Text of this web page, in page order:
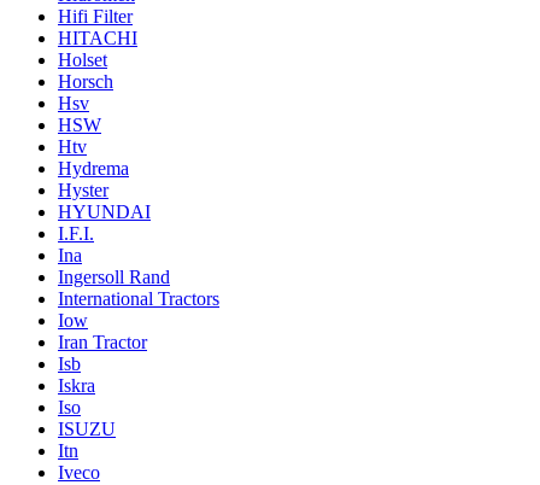
Hifi Filter
HITACHI
Holset
Horsch
Hsv
HSW
Htv
Hydrema
Hyster
HYUNDAI
I.F.I.
Ina
Ingersoll Rand
International Tractors
Iow
Iran Tractor
Isb
Iskra
Iso
ISUZU
Itn
Iveco